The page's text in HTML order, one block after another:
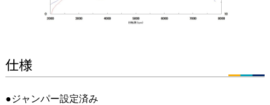
仕様
●ジャンパー設定済み